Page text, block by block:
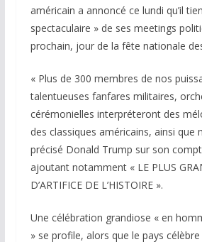
américain a annoncé ce lundi qu’il
spectaculaire » de ses meetings
prochain, jour de la fête nationale
« Plus de 300 membres de nos
talentueuses fanfares militaires,
cérémonielles interpréteront des
des classiques américains, ainsi que
précisé Donald Trump sur son
ajoutant notamment « LE PLUS
D’ARTIFICE DE L’HISTOIRE ».
Une célébration grandiose « en
» se profile, alors que le pays